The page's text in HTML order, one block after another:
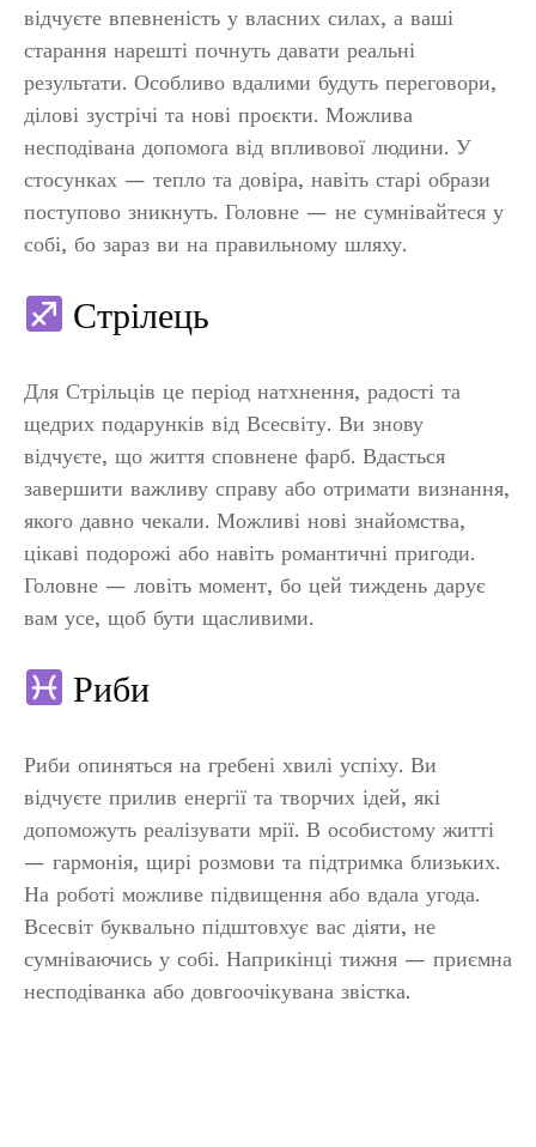
відчуєте впевненість у власних силах, а ваші
старання нарешті почнуть давати реальні
результати. Особливо вдалими будуть переговори,
ділові зустрічі та нові проєкти. Можлива
несподівана допомога від впливової людини. У
стосунках — тепло та довіра, навіть старі образи
поступово зникнуть. Головне — не сумнівайтеся у
собі, бо зараз ви на правильному шляху.
Стрілець
Для Стрільців це період натхнення, радості та
щедрих подарунків від Всесвіту. Ви знову
відчуєте, що життя сповнене фарб. Вдасться
завершити важливу справу або отримати визнання,
якого давно чекали. Можливі нові знайомства,
цікаві подорожі або навіть романтичні пригоди.
Головне — ловіть момент, бо цей тиждень дарує
вам усе, щоб бути щасливими.
Риби
Риби опиняться на гребені хвилі успіху. Ви
відчуєте прилив енергії та творчих ідей, які
допоможуть реалізувати мрії. В особистому житті
— гармонія, щирі розмови та підтримка близьких.
На роботі можливе підвищення або вдала угода.
Всесвіт буквально підштовхує вас діяти, не
сумніваючись у собі. Наприкінці тижня — приємна
несподіванка або довгоочікувана звістка.